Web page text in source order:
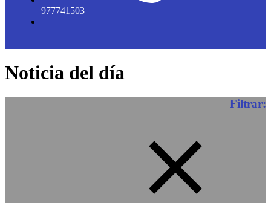
977741503
Noticia del día
Filtrar: